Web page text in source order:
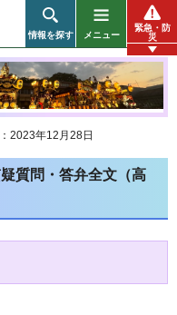
情報を探す メニュー
緊急・防
災
2023年12月28日
質問・答弁全文（高